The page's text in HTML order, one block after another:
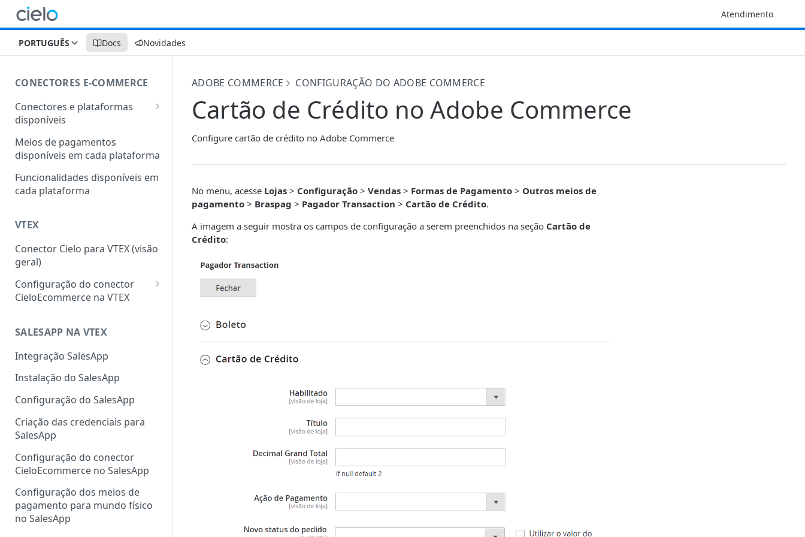
Atendimento
PORTUGUÊS Docs Novidades
CONECTORES E-COMMERCE
Conectores e plataformas
disponíveis
Outras plataformas também
conectadas com a Cielo
Meios de pagamentos
disponíveis em cada plataforma
Funcionalidades disponíveis em
cada plataforma
VTEX
Conector Cielo para VTEX (visão
geral)
Configuração do conector
CieloEcommerce na VTEX
Configuração de cartão de
digitais
Configuração de pagamentos
customizados
Funcionalidades
Configuração da
ClearSale na VTEX
Configuração do Fingerprint
Cybersource na VTEX
Cadastro de sellers para Split
de Pagamento
SALESAPP NA VTEX
Integração SalesApp
Instalação do SalesApp
Configuração do SalesApp
Criação das credenciais para
SalesApp
Configuração do conector
CieloEcommerce no SalesApp
Configuração dos meios de
pagamento para mundo físico
no SalesApp
ADOBE COMMERCE CONFIGURAÇÃO DO ADOBE COMMERCE
Cartão de Crédito no Adobe Commerce
Configure cartão de crédito no Adobe Commerce
No menu, acesse Lojas > Configuração > Vendas > Formas de Pagamento > Outros meios de
pagamento > Braspag > Pagador Transaction > Cartão de Crédito.
A imagem a seguir mostra os campos de configuração a serem preenchidos na seção Cartão de
Crédito: